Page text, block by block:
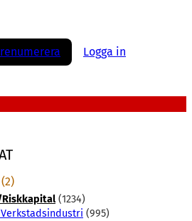
Logga in
Riskkapital(1234)
(995)